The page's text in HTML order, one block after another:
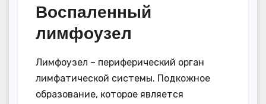
Воспаленный
лимфоузел
Лимфоузел – периферический орган
лимфатической системы. Подкожное
образование, которое является